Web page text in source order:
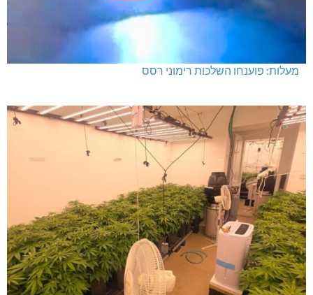
מעלות: פוענחו השלכות רימוני רסס